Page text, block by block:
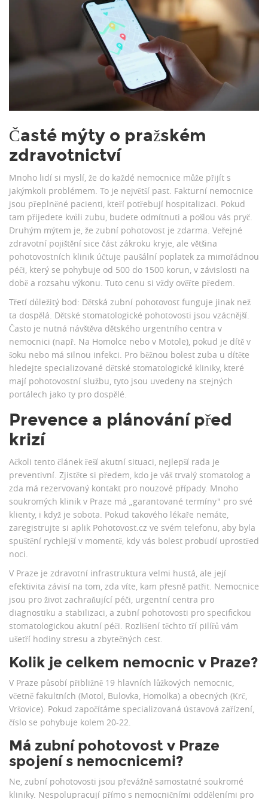
Časté mýty o pražském
zdravotnictví
Mnoho lidí si myslí, že do každé nemocnice může přijít s
jakýmkoli problémem. To je největší past. Fakturní nemocnice
jsou přeplněné pacienti, kteří potřebují hospitalizaci. Pokud
tam přijedete kvůli zubu, budete odmítnuti a pošlou vás pryč.
Druhým mýtem je, že zubní pohotovost je zdarma. Veřejné
zdravotní pojištění sice část zákroku kryje, ale většina
pohotovostních klinik účtuje paušální poplatek za mimořádnou
péči, který se pohybuje od 500 do 1500 korun, v závislosti na
době a rozsahu výkonu. Tuto cenu si vždy ověřte předem.
Třetí důležitý bod: Dětská zubní pohotovost funguje jinak než
ta dospělá. Dětské stomatologické pohotovosti jsou vzácnější.
Často je nutná návštěva dětského urgentního centra v
nemocnici (např. Na Homolce nebo v Motole), pokud je dítě v
šoku nebo má silnou infekci. Pro běžnou bolest zuba u dítěte
hledejte specializované dětské stomatologické kliniky, které
mají pohotovostní službu, tyto jsou uvedeny na stejných
portálech jako ty pro dospělé.
Prevence a plánování před
krizí
Ačkoli tento článek řeší akutní situaci, nejlepší rada je
preventivní. Zjistěte si předem, kdo je váš trvalý stomatolog a
zda má rezervovaný kontakt pro nouzové případy. Mnoho
soukromých klinik v Praze má „garantované termíny" pro své
klienty, i když je sobota. Pokud takového lékaře nemáte,
zaregistrujte si aplik Pohotovost.cz ve svém telefonu, aby byla
spuštění rychlejší v momentě, kdy vás bolest probudí uprostřed
noci.
V Praze je zdravotní infrastruktura velmi hustá, ale její
efektivita závisí na tom, zda víte, kam přesně patřit. Nemocnice
jsou pro život zachraňující péči, urgentní centra pro
diagnostiku a stabilizaci, a zubní pohotovosti pro specifickou
stomatologickou akutní péči. Rozlišení těchto tří pilířů vám
ušetří hodiny stresu a zbytečných cest.
Kolik je celkem nemocnic v Praze?
V Praze působí přibližně 19 hlavních lůžkových nemocnic,
včetně fakultních (Motol, Bulovka, Homolka) a obecných (Krč,
Vršovice). Pokud započítáme specializovaná ústavová zařízení,
číslo se pohybuje kolem 20-22.
Má zubní pohotovost v Praze
spojení s nemocnicemi?
Ne, zubní pohotovosti jsou převážně samostatné soukromé
kliniky. Nespolupracují přímo s nemocničními odděleními pro